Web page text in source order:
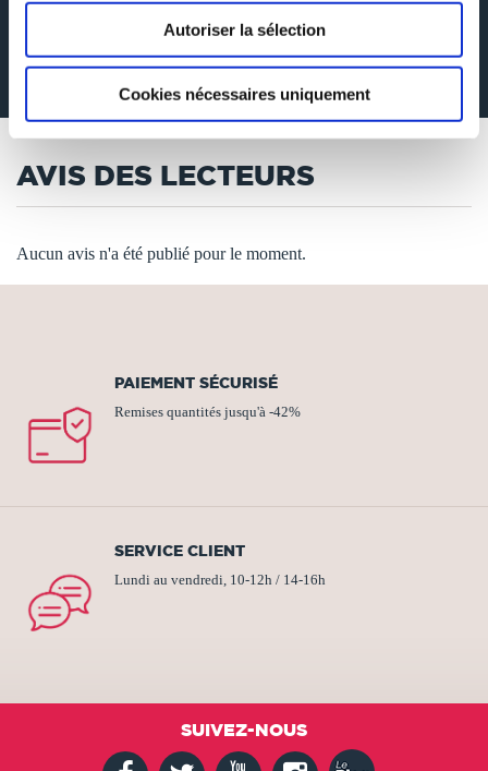
Autoriser la sélection
Cookies nécessaires uniquement
médecins qui passent leurs matinées auprès des patients sans toujours savoir
comment les aider. Entre un apprentissage intensif du fonctionnement du
corps humain, la proximité de la vie, de la mort et de la souffrance
humaine et une adaptation à l'univers particulier du corps médical,
parviennent-ils à conserver leur sensibilité personnelle qui fera d'eux de
AVIS DES LECTEURS
Aucun avis n'a été publié pour le moment.
PAIEMENT SÉCURISÉ
Remises quantités jusqu'à -42%
SERVICE CLIENT
Lundi au vendredi, 10-12h / 14-16h
SUIVEZ-NOUS